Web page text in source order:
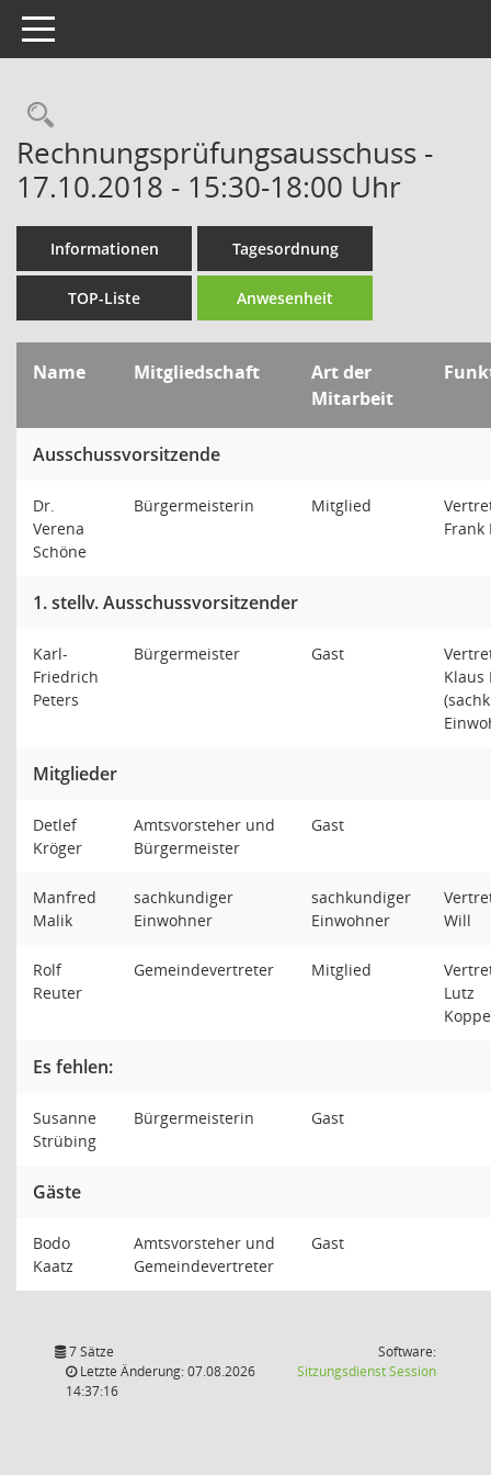
Toggle navigation
Rechercheauswahl
Rechnungsprüfungsausschuss -
17.10.2018 - 15:30-18:00 Uhr
Informationen Tagesordnung
TOP-Liste Anwesenheit
Name Mitgliedschaft
Art der
Mitarbeit
Ausschussvorsitzende
Dr.
Verena
Schöne
Bürgermeisterin Mitglied
1. stellv. Ausschussvorsitzender
Karl-
Friedrich
Peters
Bürgermeister Gast
Klaus
Mitglieder
Detlef
Kröger
Amtsvorsteher und
Bürgermeister
Gast
Manfred
Malik
sachkundiger
Einwohner
sachkundiger
Einwohner
Will
Rolf
Reuter
Gemeindevertreter Mitglied
Lutz
Es fehlen:
Susanne
Strübing
Bürgermeisterin Gast
Gäste
Bodo
Kaatz
Amtsvorsteher und
Gemeindevertreter
Gast
7 Sätze
Letzte Änderung: 07.08.2026
14:37:16
Software:
SitzungsdienstSession(Wird in